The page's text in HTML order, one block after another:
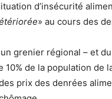
d’insécurité
» au cours des
grenier régional – et
de la population de
prix des denrées